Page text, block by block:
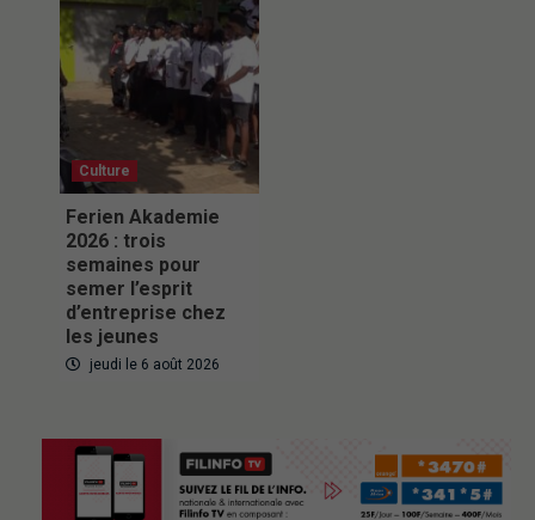
Culture
Ferien Akademie
2026 : trois
semaines pour
semer l’esprit
d’entreprise chez
les jeunes
jeudi le 6 août 2026